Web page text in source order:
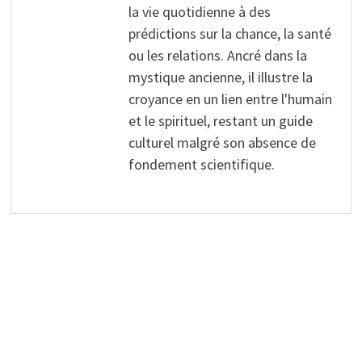
la vie quotidienne à des
prédictions sur la chance, la santé
ou les relations. Ancré dans la
mystique ancienne, il illustre la
croyance en un lien entre l'humain
et le spirituel, restant un guide
culturel malgré son absence de
fondement scientifique.